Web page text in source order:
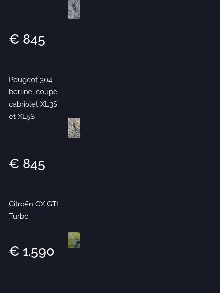
€ 845
Peugeot 304
berline, coupé
cabriolet XL3S
et XL5S
€ 845
Citroën CX GTI
Turbo
€ 1.590